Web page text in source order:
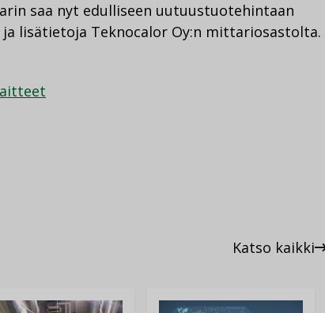
saa nyt edulliseen uutuustuotehintaan
lisätietoja Teknocalor Oy:n mittariosastolta.
Katso kaikki